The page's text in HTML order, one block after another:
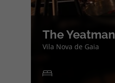
The Yeatman
Vila Nova de Gaia